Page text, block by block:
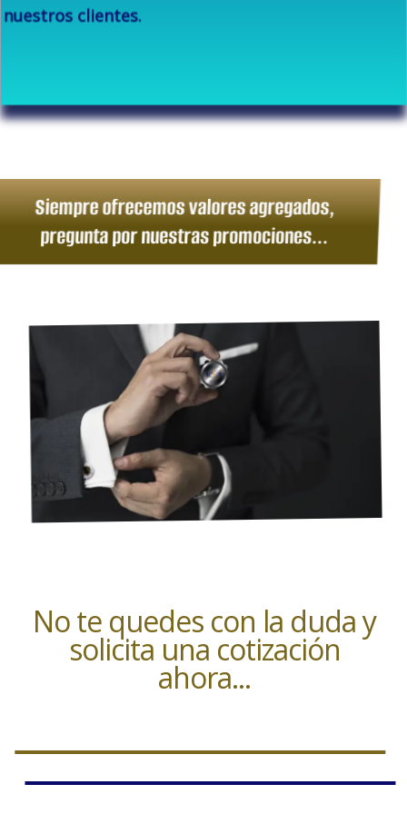
nuestros clientes.
Siempre ofrecemos valores agregados,
pregunta por nuestras promociones...
No te quedes con la duda y
solicita una cotización
ahora...